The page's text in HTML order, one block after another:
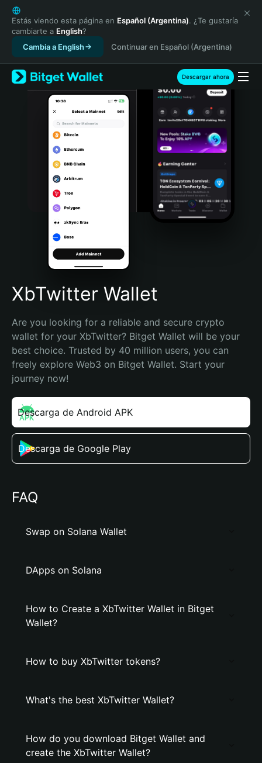
English
日本語
Tiếng Việt
Русский
Español (Latinoamérica)
Türkçe
Italiano
Português (Portugal)
Bahasa Indonesia
Português (Brasil)
Español (Argentina)
Estás viendo esta página en Español (Argentina). ¿Te gustaría
cambiarte a English?
Cambia a English
Continuar en Español (Argentina)
Descargar ahora
XbTwitter Wallet
Are you looking for a reliable and secure crypto
wallet for your XbTwitter? Bitget Wallet will be your
best choice. Trusted by 40 million users, you can
freely explore Web3 on Bitget Wallet. Start your
journey now!
Descarga de Android APK
Descarga de Google Play
FAQ
Swap on Solana Wallet
DApps on Solana
How to Create a XbTwitter Wallet in Bitget
Wallet?
How to buy XbTwitter tokens?
What's the best XbTwitter Wallet?
How do you download Bitget Wallet and
create the XbTwitter Wallet?